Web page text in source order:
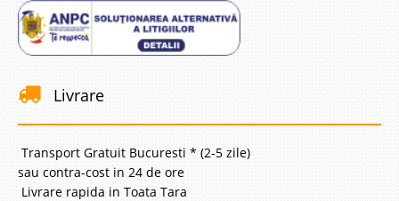
Livrare
Transport Gratuit Bucuresti * (2-5 zile)
sau contra-cost in 24 de ore
Livrare rapida in Toata Tara